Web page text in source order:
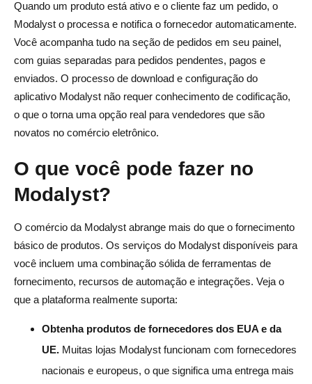
Quando um produto está ativo e o cliente faz um pedido, o
Modalyst o processa e notifica o fornecedor automaticamente.
Você acompanha tudo na seção de pedidos em seu painel,
com guias separadas para pedidos pendentes, pagos e
enviados. O processo de download e configuração do
aplicativo Modalyst não requer conhecimento de codificação,
o que o torna uma opção real para vendedores que são
novatos no comércio eletrônico.
O que você pode fazer no
Modalyst?
O comércio da Modalyst abrange mais do que o fornecimento
básico de produtos. Os serviços do Modalyst disponíveis para
você incluem uma combinação sólida de ferramentas de
fornecimento, recursos de automação e integrações. Veja o
que a plataforma realmente suporta:
Obtenha produtos de fornecedores dos EUA e da
UE. Muitas lojas Modalyst funcionam com fornecedores
nacionais e europeus, o que significa uma entrega mais